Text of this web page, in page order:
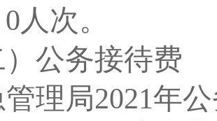
0人次。
）公务接待费
理局2021年